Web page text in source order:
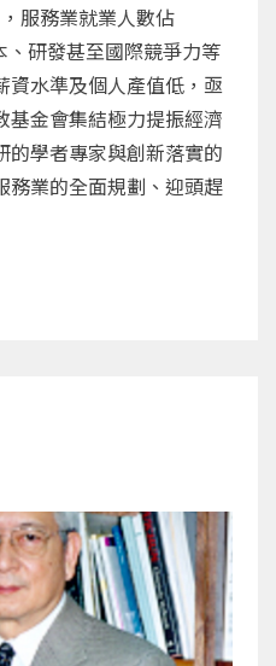
服務業就業人數佔
研發甚至國際競爭力等
資水準及個人產值低，亟
基金會集結極力提振經濟
的學者專家與創新落實的
務業的全面規劃、迎頭趕